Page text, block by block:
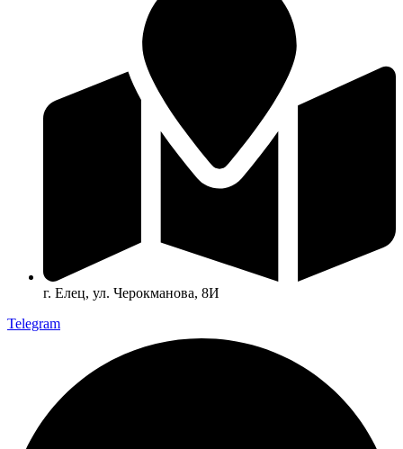
г. Елец, ул. Черокманова, 8И
Telegram